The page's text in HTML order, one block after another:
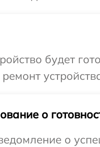
будет
о
о